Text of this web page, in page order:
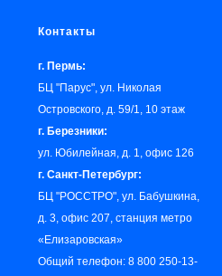
Контакты
г. Пермь:
БЦ "Парус", ул. Николая
Островского, д. 59/1, 10 этаж
г. Березники:
ул. Юбилейная, д. 1, офис 126
г. Санкт-Петербург:
БЦ "РОССТРО", ул. Бабушкина,
д. 3, офис 207, станция метро
«‎Елизаровская»
Общий телефон: 8 800 250-13-